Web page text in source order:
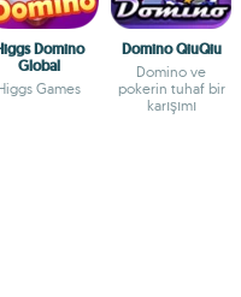
Domino
Global
Games
Domino QiuQiu
Domino ve
pokerin tuhaf bir
karışımı